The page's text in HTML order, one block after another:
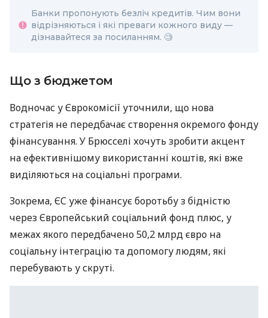
Банки пропонують безліч кредитів. Чим вони
відрізняються і які преваги кожного виду —
дізнавайтеся за посиланням. 🧐
Що з бюджетом
Водночас у Єврокомісії уточнили, що нова
стратегія не передбачає створення окремого фонду
фінансування. У Брюсселі хочуть зробити акцент
на ефективнішому використанні коштів, які вже
виділяються на соціальні програми.
Зокрема, ЄС уже фінансує боротьбу з бідністю
через Європейський соціальний фонд плюс, у
межах якого передбачено 50,2 млрд євро на
соціальну інтеграцію та допомогу людям, які
перебувають у скруті.